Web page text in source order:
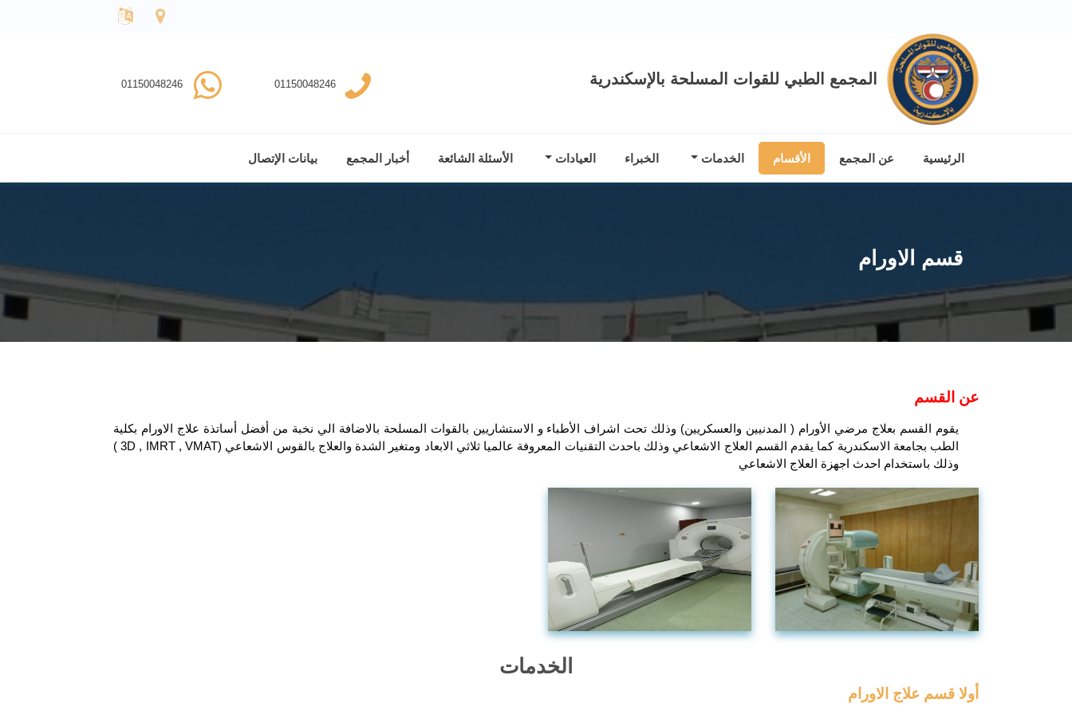
المجمع الطبي للقوات المسلحة بالإسكندرية 01150048246
01150048246
الرئيسية عن المجمع الأقسام الخدمات الخبراء العيادات الأسئلة الشائعة أخبار المجمع بيانات الإتصال
قسم الاورام
عن القسم
يقوم القسم بعلاج مرضي الأورام ( المدنيين والعسكريين) وذلك تحت اشراف الأطباء و الاستشاريين بالقوات المسلحة بالاضافة الي نخبة من أفضل أساتذة علاج الاورام بكلية
الطب بجامعة الاسكندرية كما يقدم القسم العلاج الاشعاعي وذلك باحدث التقنيات المعروفة عالميا ثلاثي الابعاد ومتغير الشدة والعلاج بالقوس الاشعاعي (3D , IMRT , VMAT )
وذلك باستخدام احدث اجهزة العلاج الاشعاعي
الخدمات
أولا قسم علاج الاورام